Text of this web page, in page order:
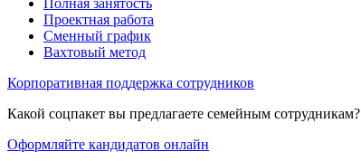
Проектная работа
Сменный график
Вахтовый метод
Корпоративная поддержка сотрудников
Какой соцпакет вы предлагаете семейным сотрудникам?
Оформляйте кандидатов онлайн